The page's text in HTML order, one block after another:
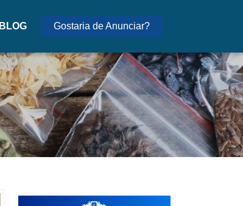
BLOG Gostaria de Anunciar?